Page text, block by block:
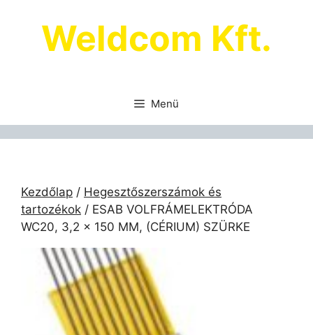
tartalombaWeldcom Kft.
Menü
Kezdőlap / Hegesztőszerszámok és
tartozékok / ESAB VOLFRÁMELEKTRÓDA
WC20, 3,2 × 150 MM, (CÉRIUM) SZÜRKE